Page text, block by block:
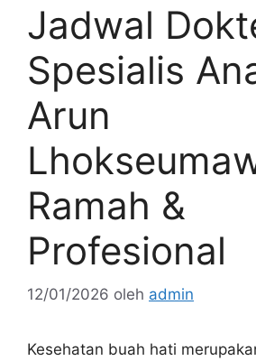
Jadwal
Spesialis
Arun
Ramah &
Profesional
12/01/2026 oleh admin
Kesehatan buah hati